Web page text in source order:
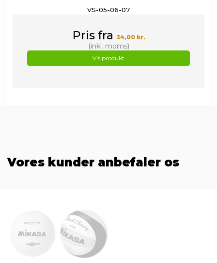
VS-05-06-07
Pris fra 34,00 kr.
(inkl. moms)
Vis produkt
Vores kunder anbefaler os